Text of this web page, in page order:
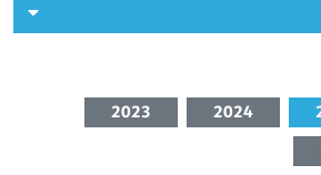
2024
2023